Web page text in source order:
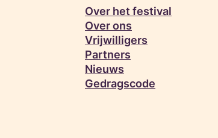
Over het festival
Over ons
Vrijwilligers
Partners
Nieuws
Gedragscode